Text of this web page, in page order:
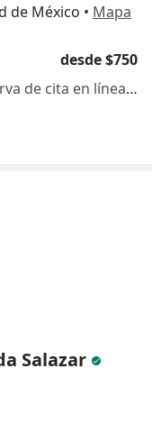
de México • Mapa
desde $750
Este especialista no ofrece reserva de cita en línea en esta dirección.
Salazar